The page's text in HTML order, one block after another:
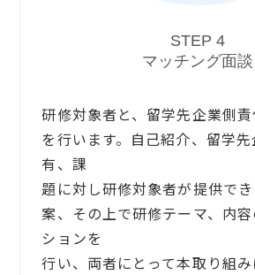
STEP 4
マッチング面談
研修対象者と、留学先企業側
を行います。自己紹介、留学
有、課
題に対し研修対象者が提供で
案、その上で研修テーマ、内
ションを
行い、両者にとって本取り組